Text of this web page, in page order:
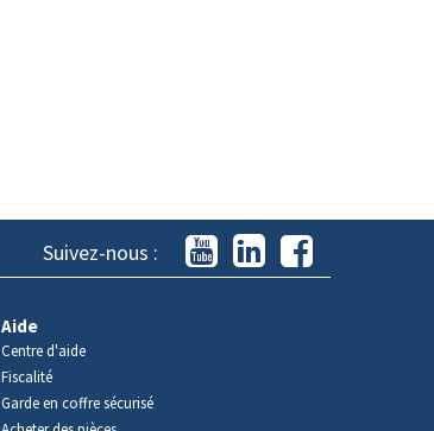
Suivez-nous :
Aide
Centre d'aide
Fiscalité
Garde en coffre sécurisé